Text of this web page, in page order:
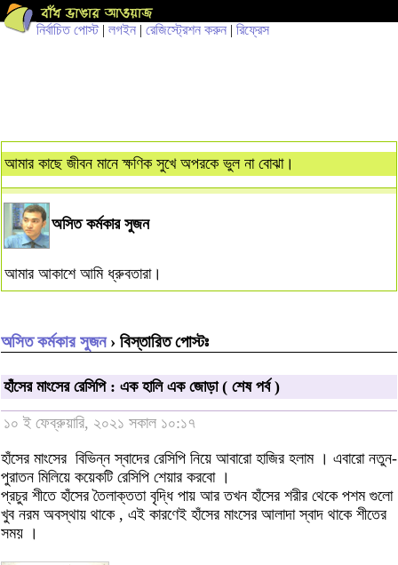
নির্বাচিত পোস্ট| লগইন | রেজিস্ট্রেশন করুন | রিফ্রেস
আমার কাছে জীবন মানে ক্ষণিক সুখে অপরকে ভুল না বোঝা।
অসিত কর্মকার সুজন
আমার আকাশে আমি ধ্রুবতারা।
অসিত কর্মকার সুজন› বিস্তারিত পোস্টঃ
হাঁসের মাংসের রেসিপি : এক হালি এক জোড়া ( শেষ পর্ব )
১০ ই ফেব্রুয়ারি, ২০২১ সকাল ১০:১৭
হাঁসের মাংসের বিভিন্ন স্বাদের রেসিপি নিয়ে আবারো হাজির হলাম । এবারো নতুন-
পুরাতন মিলিয়ে কয়েকটি রেসিপি শেয়ার করবো ।
প্রচুর শীতে হাঁসের তৈলাক্ততা বৃদ্ধি পায় আর তখন হাঁসের শরীর থেকে পশম গুলো
খুব নরম অবস্থায় থাকে , এই কারণেই হাঁসের মাংসের আলাদা স্বাদ থাকে শীতের
সময় ।